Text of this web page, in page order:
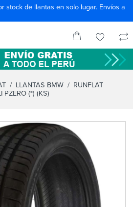
stock de llantas en solo lugar. Envíos a
/ LLANTAS BMW / RUNFLAT
PZERO (*) (KS)